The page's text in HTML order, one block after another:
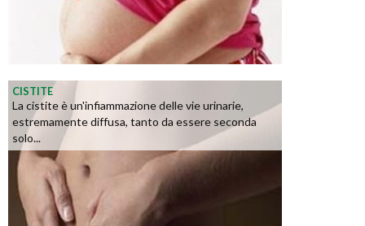
CISTITE
La cistite è un'infiammazione delle vie urinarie,
estremamente diffusa, tanto da essere seconda
solo...